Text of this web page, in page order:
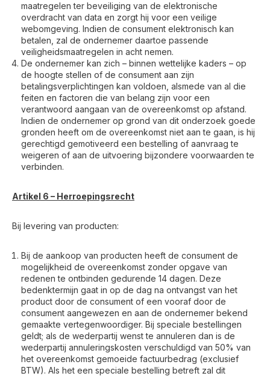
maatregelen ter beveiliging van de elektronische
overdracht van data en zorgt hij voor een veilige
webomgeving. Indien de consument elektronisch kan
betalen, zal de ondernemer daartoe passende
veiligheidsmaatregelen in acht nemen.
De ondernemer kan zich – binnen wettelijke kaders – op
de hoogte stellen of de consument aan zijn
betalingsverplichtingen kan voldoen, alsmede van al die
feiten en factoren die van belang zijn voor een
verantwoord aangaan van de overeenkomst op afstand.
Indien de ondernemer op grond van dit onderzoek goede
gronden heeft om de overeenkomst niet aan te gaan, is hij
gerechtigd gemotiveerd een bestelling of aanvraag te
weigeren of aan de uitvoering bijzondere voorwaarden te
verbinden.
Artikel 6 – Herroepingsrecht
Bij levering van producten:
Bij de aankoop van producten heeft de consument de
mogelijkheid de overeenkomst zonder opgave van
redenen te ontbinden gedurende 14 dagen. Deze
bedenktermijn gaat in op de dag na ontvangst van het
product door de consument of een vooraf door de
consument aangewezen en aan de ondernemer bekend
gemaakte vertegenwoordiger. Bij speciale bestellingen
geldt; als de wederpartij wenst te annuleren dan is de
wederpartij annuleringskosten verschuldigd van 50% van
het overeenkomst gemoeide factuurbedrag (exclusief
BTW). Als het een speciale bestelling betreft zal dit